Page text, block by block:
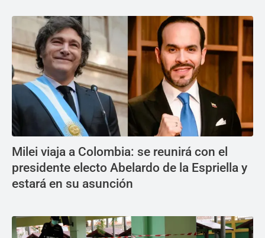
Milei viaja a Colombia: se reunirá con el
presidente electo Abelardo de la Espriella y
estará en su asunción